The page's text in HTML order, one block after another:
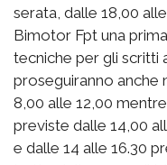
serata, dalle 18,00
Bimotor Fpt una
tecniche per gli scritti
proseguiranno anche
8,00 alle 12,00
previste dalle 14,00
e dalle 14 alle 16.30